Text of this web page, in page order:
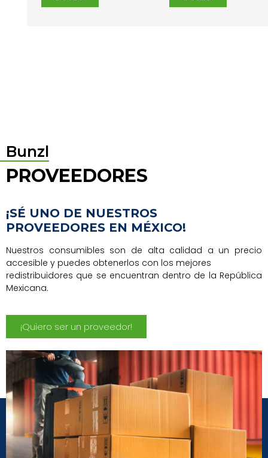
Bunzl
PROVEEDORES
¡SÉ UNO DE NUESTROS
PROVEEDORES EN MÉXICO!
Nuestros consumibles son de alta calidad a un precio
accesible y puedes obtenerlos con los mejores
redistribuidores que se encuentran dentro de la República
Mexicana.
¡Quiero ser un proveedor!